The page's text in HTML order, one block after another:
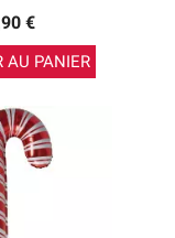
€
AU PANIER